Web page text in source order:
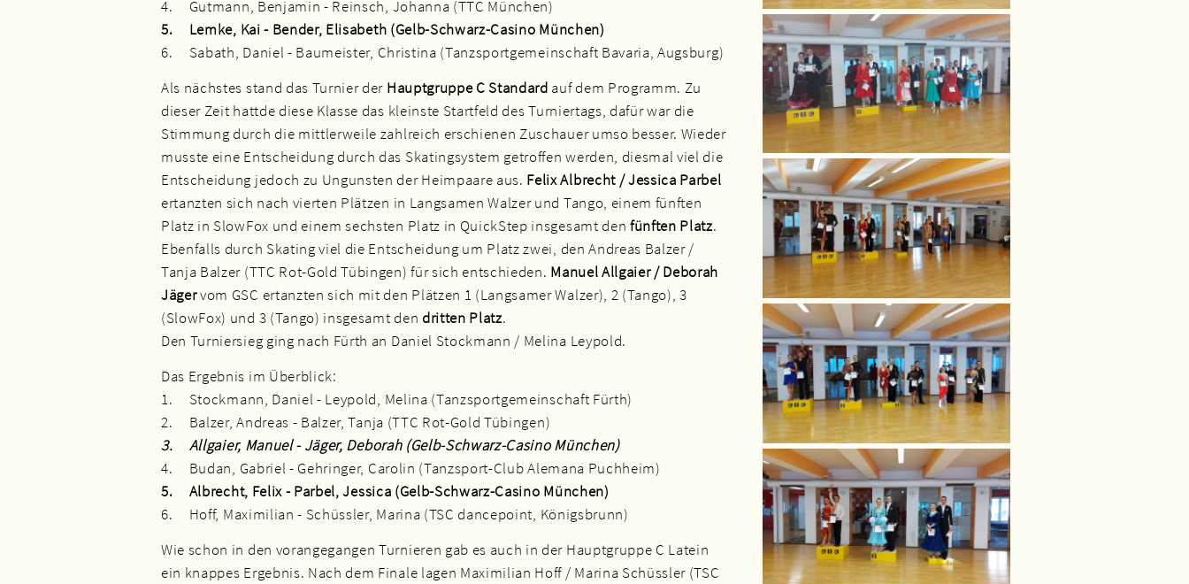
4. Gutmann, Benjamin - Reinsch, Johanna (TTC München)
5. Lemke, Kai - Bender, Elisabeth (Gelb-Schwarz-Casino München)
6. Sabath, Daniel - Baumeister, Christina (Tanzsportgemeinschaft Bavaria, Augsburg)
Als nächstes stand das Turnier der Hauptgruppe C Standard auf dem Programm. Zu
dieser Zeit hattde diese Klasse das kleinste Startfeld des Turniertags, dafür war die
Stimmung durch die mittlerweile zahlreich erschienen Zuschauer umso besser. Wieder
musste eine Entscheidung durch das Skatingsystem getroffen werden, diesmal viel die
Entscheidung jedoch zu Ungunsten der Heimpaare aus. Felix Albrecht / Jessica Parbel
ertanzten sich nach vierten Plätzen in Langsamen Walzer und Tango, einem fünften
Platz in SlowFox und einem sechsten Platz in QuickStep insgesamt den fünften Platz.
Ebenfalls durch Skating viel die Entscheidung um Platz zwei, den Andreas Balzer /
Tanja Balzer (TTC Rot-Gold Tübingen) für sich entschieden. Manuel Allgaier / Deborah
Jägervom GSC ertanzten sich mit den Plätzen 1 (Langsamer Walzer), 2 (Tango), 3
(SlowFox) und 3 (Tango) insgesamt den dritten Platz.
Den Turniersieg ging nach Fürth an Daniel Stockmann / Melina Leypold.
Das Ergebnis im Überblick:
1. Stockmann, Daniel - Leypold, Melina (Tanzsportgemeinschaft Fürth)
2. Balzer, Andreas - Balzer, Tanja (TTC Rot-Gold Tübingen)
3. Allgaier, Manuel - Jäger, Deborah (Gelb-Schwarz-Casino München)
4. Budan, Gabriel - Gehringer, Carolin (Tanzsport-Club Alemana Puchheim)
5. Albrecht, Felix - Parbel, Jessica (Gelb-Schwarz-Casino München)
6. Hoff, Maximilian - Schüssler, Marina (TSC dancepoint, Königsbrunn)
Wie schon in den vorangegangen Turnieren gab es auch in der Hauptgruppe C Latein
ein knappes Ergebnis. Nach dem Finale lagen Maximilian Hoff / Marina Schüssler (TSC